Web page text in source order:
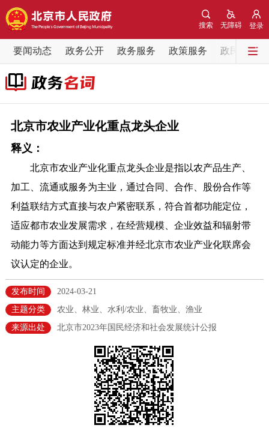
登录
无障碍
搜索
要闻动态 政务公开 政务服务 政策服务 政民互动
要闻动态
党中央精神
各区热点
政务公开
市领导 机构职能 政策服务
政策兑现 政策解读 回应关切
决策公开
政务服务
法人服务
利企服务
阳光政务
北京市农业产业化重点龙头企业
释义：
北京市农业产业化重点龙头企业是指以农产品生产、
加工、流通或服务为主业，通过合同、合作、股份合作等
利益联结方式直接与农户紧密联系，符合首都功能定位，
适应都市农业发展需求，在经营规模、企业效益和辐射带
动能力等方面达到规定标准并经北京市农业产业化联席会
议认定的企业。
发布时间
2024-03-21
主题分类
农业、林业、水利/农业、畜牧业、渔业
来源出处
北京市2023年国民经济和社会发展统计公报